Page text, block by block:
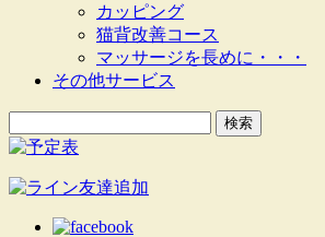
カッピング
猫背改善コース
マッサージを長めに・・・
その他サービス
索: